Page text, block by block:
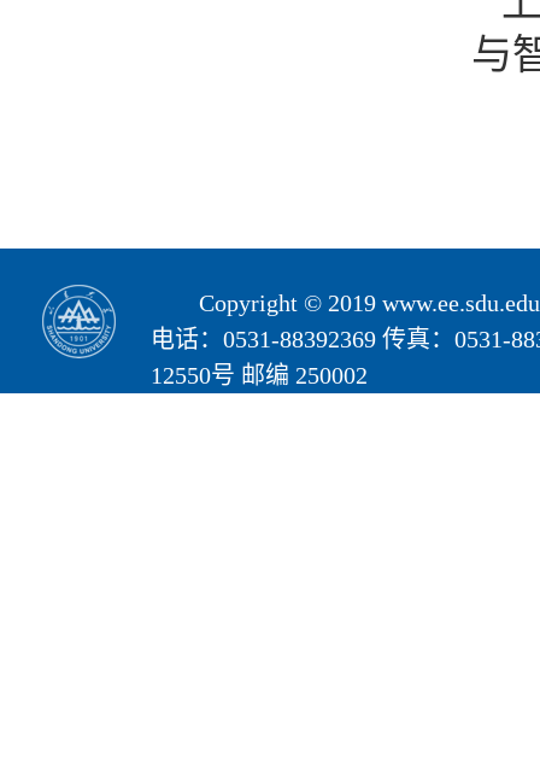
与
Copyright © 2019
电话：0531-88392369 传真：0531-
12550号 邮编 250002